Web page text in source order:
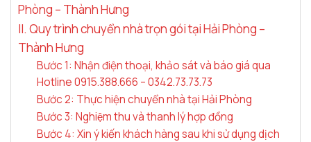
Phòng – Thành Hưng
II. Quy trình chuyển nhà trọn gói tại Hải Phòng –
Thành Hưng
Bước 1: Nhận điện thoại, khảo sát và báo giá qua
Hotline 0915.388.666 – 0342.73.73.73
Bước 2: Thực hiện chuyển nhà tại Hải Phòng
Bước 3: Nghiệm thu và thanh lý hợp đồng
Bước 4: Xin ý kiến khách hàng sau khi sử dụng dịch